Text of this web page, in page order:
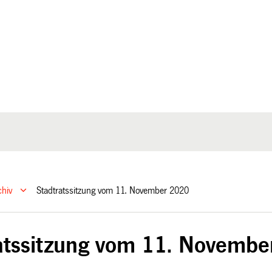
Stadtratssitzung vom 11. November 2020
vom 11.